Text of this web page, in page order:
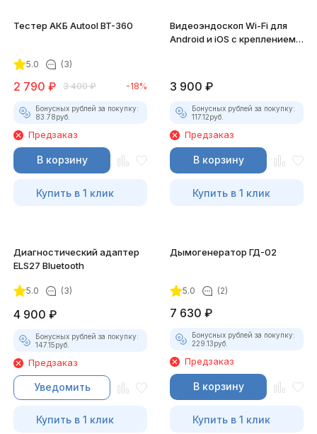
Тестер АКБ Autool BT-360
5.0 (3)
2 790 ₽ 3 400 ₽ -18%
Бонусных рублей за покупку:
83.78руб.
Предзаказ
В корзину
Купить в 1 клик
Видеоэндоскоп Wi-Fi для
Android и iOS с креплением
3 900 ₽
Бонусных рублей за покупку:
117.12руб.
Предзаказ
В корзину
Купить в 1 клик
Диагностический адаптер
ELS27 Bluetooth
5.0 (3)
4 900 ₽
Бонусных рублей за покупку:
147.15руб.
Предзаказ
Уведомить
Купить в 1 клик
Дымогенератор ГД-02
5.0 (2)
7 630 ₽
Бонусных рублей за покупку:
229.13руб.
Предзаказ
В корзину
Купить в 1 клик